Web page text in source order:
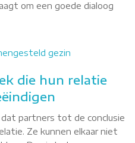
om een goede dialoog
gezin
die hun relatie
partners tot de conclusie
Ze kunnen elkaar niet